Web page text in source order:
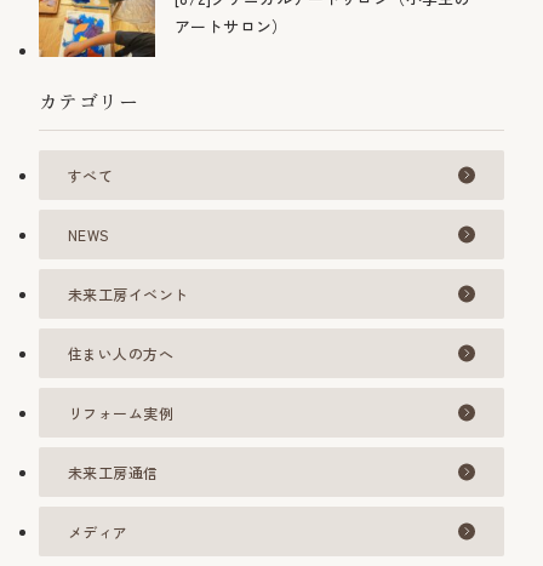
アートサロン）
カテゴリー
すべて
NEWS
未来工房イベント
住まい人の方へ
リフォーム実例
未来工房通信
メディア